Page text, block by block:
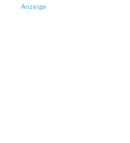
Anzeige